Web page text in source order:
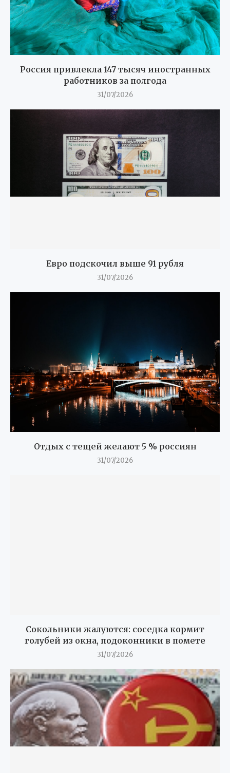
Россия привлекла 147 тысяч иностранных
работников за полгода
31/07/2026
Евро подскочил выше 91 рубля
31/07/2026
Отдых с тещей желают 5 % россиян
31/07/2026
Сокольники жалуются: соседка кормит
голубей из окна, подоконники в помете
31/07/2026